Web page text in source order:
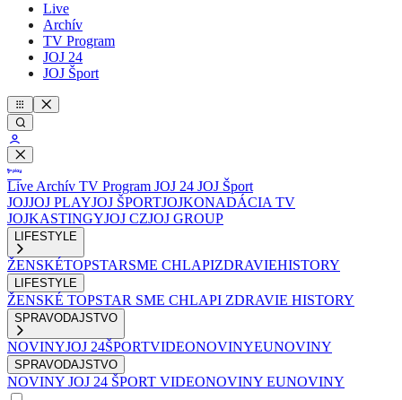
Live
Archív
TV Program
JOJ 24
JOJ Šport
Live Archív TV Program JOJ 24 JOJ Šport
JOJJOJ PLAYJOJ ŠPORTJOJKONADÁCIA TV
JOJKASTINGYJOJ CZJOJ GROUP
LIFESTYLE
ŽENSKÉTOPSTARSME CHLAPIZDRAVIEHISTORY
LIFESTYLE
ŽENSKÉ TOPSTAR SME CHLAPI ZDRAVIE HISTORY
SPRAVODAJSTVO
NOVINYJOJ 24ŠPORTVIDEONOVINYEUNOVINY
SPRAVODAJSTVO
NOVINY JOJ 24 ŠPORT VIDEONOVINY EUNOVINY